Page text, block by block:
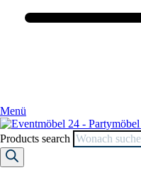
Menü
Products search